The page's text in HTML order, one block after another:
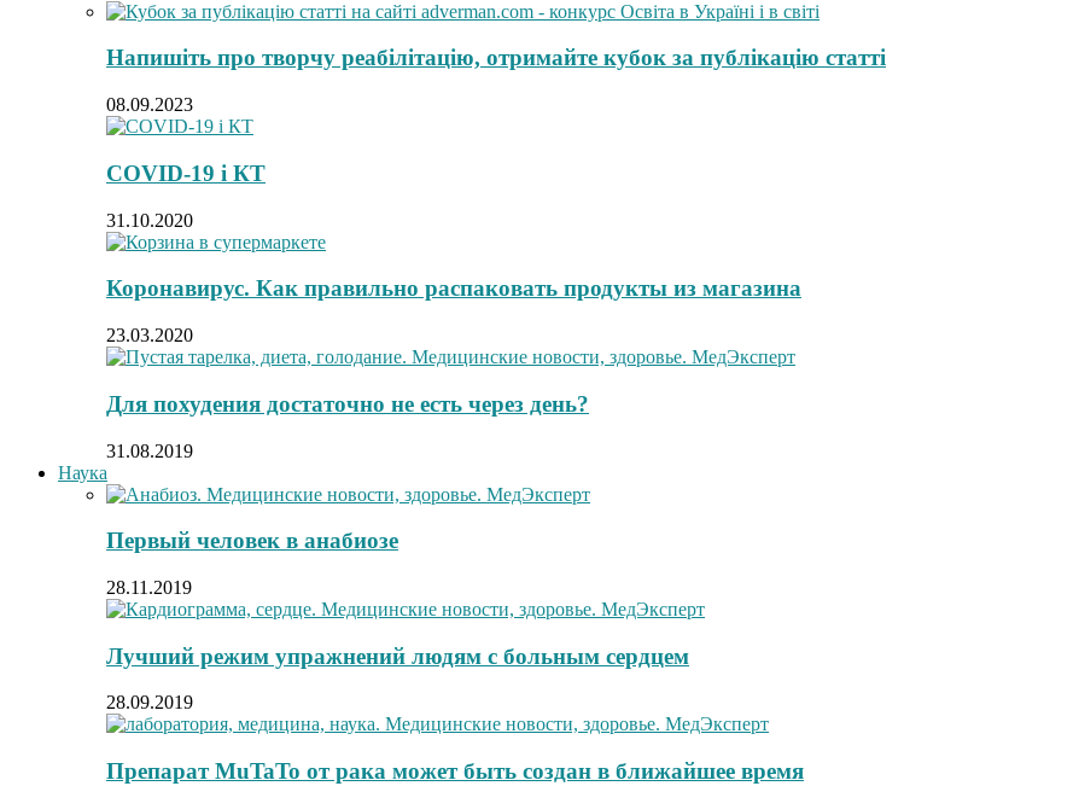
Напишіть про творчу реабілітацію, отримайте кубок за публікацію статті
08.09.2023
COVID-19 і КТ
31.10.2020
Коронавирус. Как правильно распаковать продукты из магазина
23.03.2020
Для похудения достаточно не есть через день?
31.08.2019
Наука
Первый человек в анабиозе
28.11.2019
Лучший режим упражнений людям с больным сердцем
28.09.2019
Препарат MuTaTo от рака может быть создан в ближайшее время